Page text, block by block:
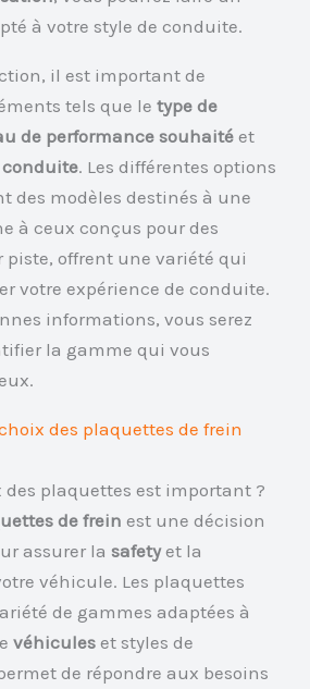
à votre style de conduite.
il est important de
tels que letype de
de performance souhaitéet
. Les différentes options
des modèles destinés à une
à ceux conçus pour des
piste, offrent une variété qui
votre expérience de conduite.
informations, vous serez
la gamme qui vous
des plaquettes de frein
des plaquettes est important ?
de frein est une décision
assurer la safetyet la
véhicule. Les plaquettes
de gammes adaptées à
véhicules et styles de
de répondre aux besoins